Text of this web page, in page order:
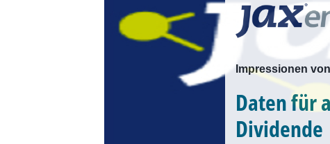
Impressionen
Daten für
Dividende